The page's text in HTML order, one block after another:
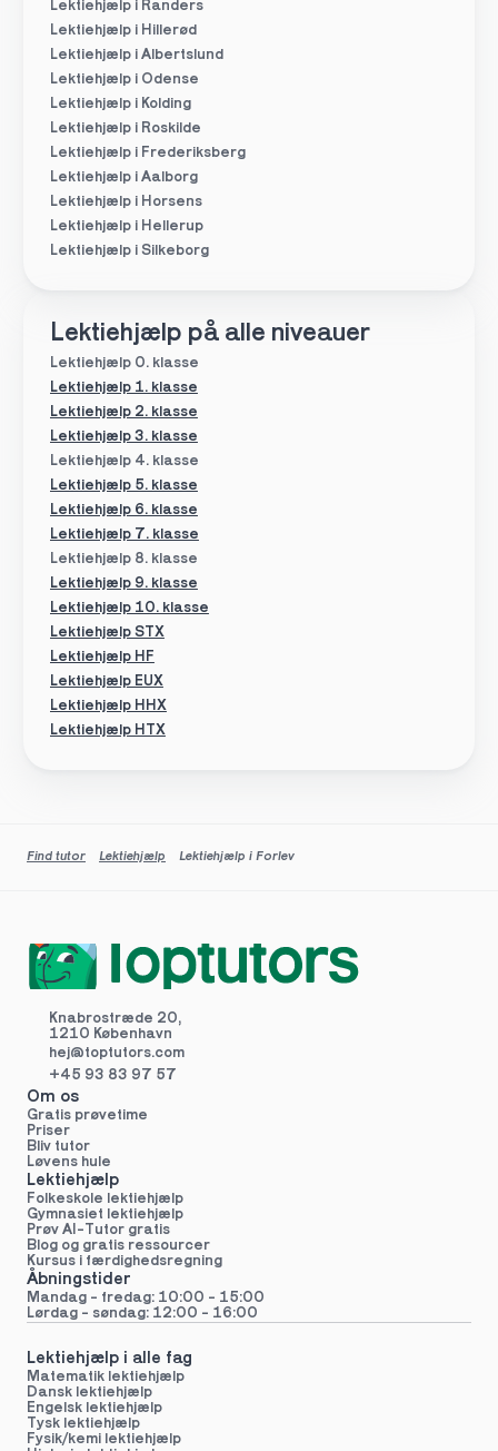
Lektiehjælp i Randers
Lektiehjælp i Hillerød
Lektiehjælp i Albertslund
Lektiehjælp i Odense
Lektiehjælp i Kolding
Lektiehjælp i Roskilde
Lektiehjælp i Frederiksberg
Lektiehjælp i Aalborg
Lektiehjælp i Horsens
Lektiehjælp i Hellerup
Lektiehjælp i Silkeborg
Lektiehjælp på alle niveauer
Lektiehjælp 0. klasse
Lektiehjælp 4. klasse
Lektiehjælp 5. klasse
Lektiehjælp 8. klasse
Lektiehjælp 1. klasse
Lektiehjælp 6. klasse
Lektiehjælp 7. klasse
Lektiehjælp 2. klasse
Lektiehjælp 3. klasse
Lektiehjælp 9. klasse
Lektiehjælp 10. klasse
Lektiehjælp HF
Lektiehjælp EUX
Lektiehjælp STX
Lektiehjælp HHX
Lektiehjælp HTX
Find tutor Lektiehjælp Lektiehjælp i Forlev
Knabrostræde 20,
1210 København
hej@toptutors.com
+45 93 83 97 57
Om os
Gratis prøvetime
Priser
Bliv tutor
Løvens hule
Lektiehjælp
Folkeskole lektiehjælp
Gymnasiet lektiehjælp
Prøv AI-Tutor gratis
Blog og gratis ressourcer
Kursus i færdighedsregning
Åbningstider
Mandag - fredag: 10:00 - 15:00
Lørdag - søndag: 12:00 - 16:00
Lektiehjælp i alle fag
Matematik lektiehjælp
Dansk lektiehjælp
Engelsk lektiehjælp
Tysk lektiehjælp
Fysik/kemi lektiehjælp